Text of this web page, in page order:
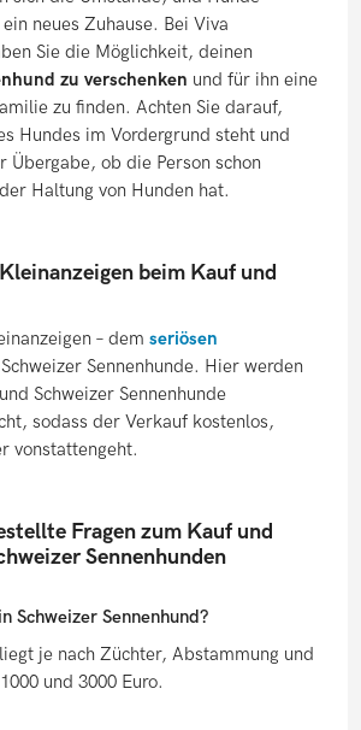
neues Zuhause. Bei Viva
Sie die Möglichkeit, deinen
zu verschenken und für ihn eine
zu finden. Achten Sie darauf,
Hundes im Vordergrund steht und
Übergabe, ob die Person schon
Haltung von Hunden hat.
beim Kauf und
– dem seriösen
Sennenhunde. Hier werden
Schweizer Sennenhunde
sodass der Verkauf kostenlos,
vonstattengeht.
Fragen zum Kauf und
Sennenhunden
Schweizer Sennenhund?
je nach Züchter, Abstammung und
und 3000 Euro.